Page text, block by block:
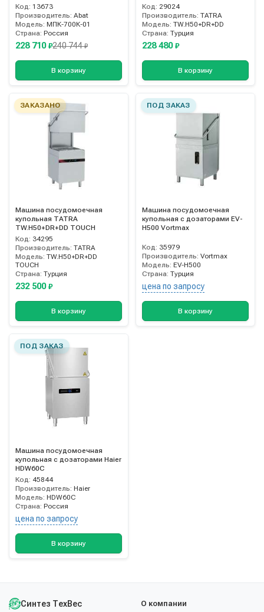
Код: 13673
Производитель: Abat
Модель: МПК-700К-01
Страна: Россия
228 710 ₽240 744₽
В корзину
Код: 29024
Производитель: TATRA
Модель: TW.H50+DR+DD
Страна: Турция
228 480 ₽
В корзину
ЗАКАЗАНО
Машина посудомоечная
купольная TATRA
TW.H50+DR+DD TOUCH
Код: 34295
Производитель: TATRA
Модель: TW.H50+DR+DD
TOUCH
Страна: Турция
232 500 ₽
В корзину
ПОД ЗАКАЗ
Машина посудомоечная
купольная с дозаторами EV-
H500 Vortmax
Код: 35979
Производитель: Vortmax
Модель: EV-H500
Страна: Турция
цена по запросу
В корзину
ПОД ЗАКАЗ
Машина посудомоечная
купольная с дозаторами Haier
HDW60C
Код: 45844
Производитель: Haier
Модель: HDW60C
Страна: Россия
цена по запросу
В корзину
Синтез ТехВес О компании